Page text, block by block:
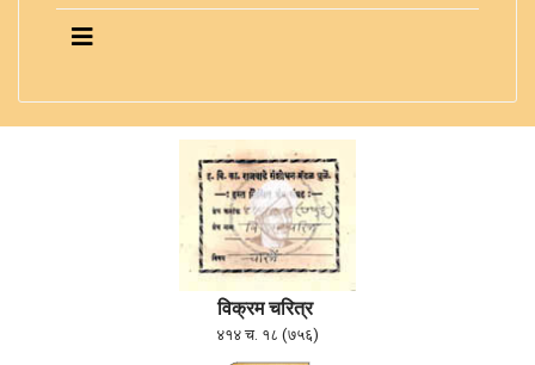
विक्रम चरित्र
४१४ च. १८ (७५६)